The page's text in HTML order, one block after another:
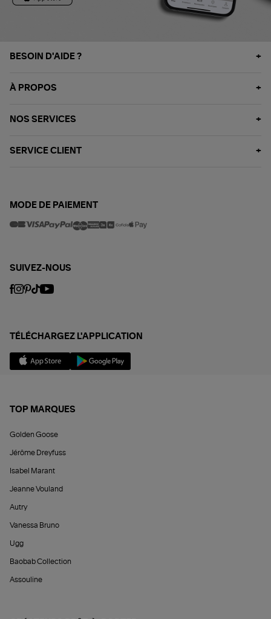
BESOIN D'AIDE ?
À PROPOS
NOS SERVICES
SERVICE CLIENT
MODE DE PAIEMENT
SUIVEZ-NOUS
TÉLÉCHARGEZ L'APPLICATION
TOP MARQUES
Golden Goose
Jérôme Dreyfuss
Isabel Marant
Jeanne Vouland
Autry
Vanessa Bruno
Ugg
Baobab Collection
Assouline